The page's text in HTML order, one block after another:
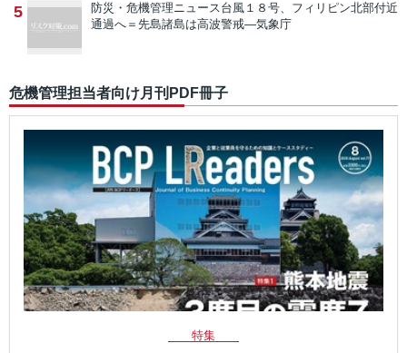
5 防災・危機管理ニュース台風１８号、フィリピン北部付近
通過へ＝先島諸島は高波警戒―気象庁
危機管理担当者向け月刊PDF冊子
特集